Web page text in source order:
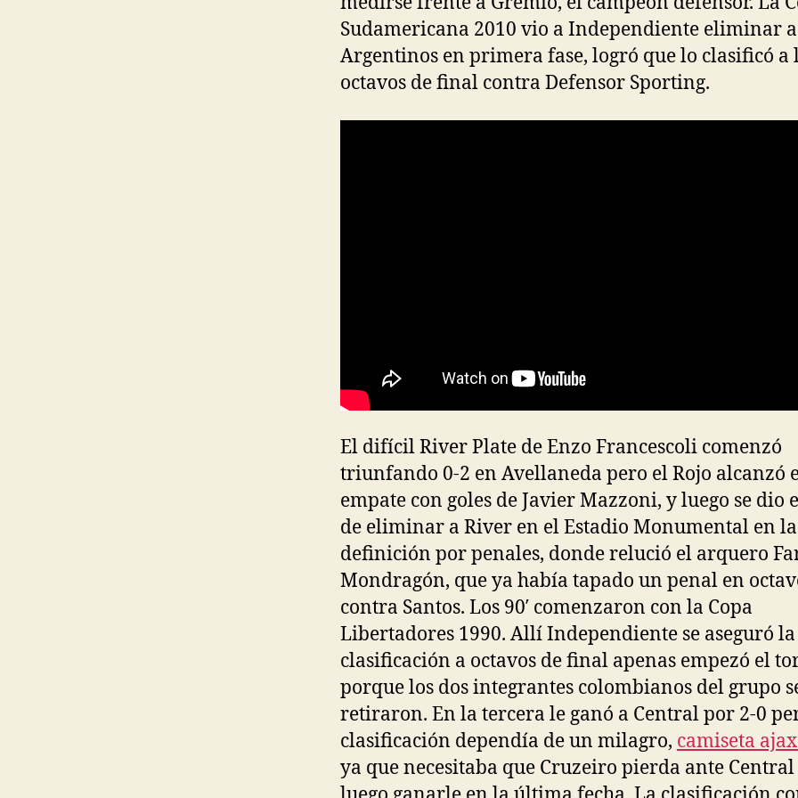
Sudamericana 2010 vio a Independiente eliminar a
Argentinos en primera fase, logró que lo clasificó a
octavos de final contra Defensor Sporting.
El difícil River Plate de Enzo Francescoli comenzó
triunfando 0-2 en Avellaneda pero el Rojo alcanzó
empate con goles de Javier Mazzoni, y luego se dio
de eliminar a River en el Estadio Monumental en la
definición por penales, donde relució el arquero
Mondragón, que ya había tapado un penal en
contra Santos. Los 90′ comenzaron con la Copa
Libertadores 1990. Allí Independiente se aseguró la
clasificación a octavos de final apenas empezó el
porque los dos integrantes colombianos del grupo
retiraron. En la tercera le ganó a Central por 2-0
clasificación dependía de un milagro, camiseta
ya que necesitaba que Cruzeiro pierda ante